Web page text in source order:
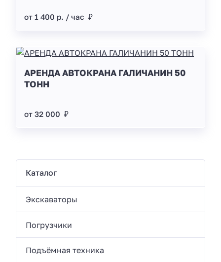
от 1 400 р. / час ₽
АРЕНДА АВТОКРАНА ГАЛИЧАНИН 50
ТОНН
от 32 000 ₽
Каталог
Погрузчики
Подъёмная техника
Экскаваторы